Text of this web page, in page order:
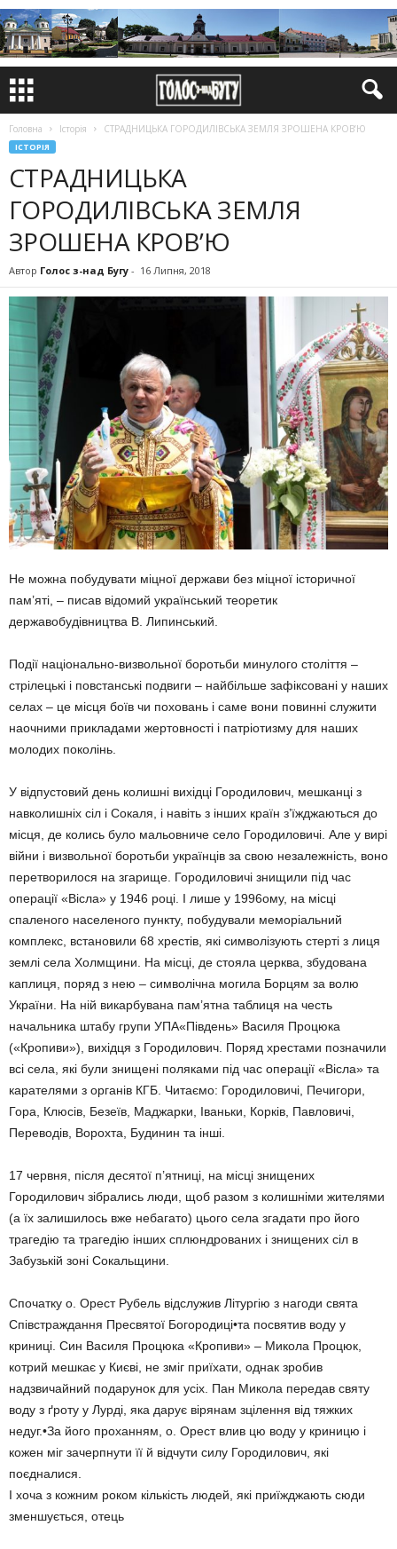
Головна Історія СТРАДНИЦЬКА ГОРОДИЛІВСЬКА ЗЕМЛЯ ЗРОШЕНА КРОВ’Ю
ІСТОРІЯ
СТРАДНИЦЬКА
ГОРОДИЛІВСЬКА ЗЕМЛЯ
ЗРОШЕНА КРОВ’Ю
Автор Голос з-над Бугу - 16 Липня, 2018
Не можна побудувати міцної держави без міцної історичної
пам’яті, – писав відомий український теоретик
державобудівництва В. Липинський.
Події національно-визвольної боротьби минулого століття –
стрілецькі і повстанські подвиги – найбільше зафіксовані у наших
селах – це місця боїв чи поховань і саме вони повинні служити
наочними прикладами жертовності і патріотизму для наших
молодих поколінь.
У відпустовий день колишні вихідці Городилович, мешканці з
навколишніх сіл і Сокаля, і навіть з інших країн з’їжджаються до
місця, де колись було мальовниче село Городиловичі. Але у вирі
війни і визвольної боротьби українців за свою незалежність, воно
перетворилося на згарище. Городиловичі знищили під час
операції «Вісла» у 1946 році. І лише у 1996ому, на місці
спаленого населеного пункту, побудували меморіальний
комплекс, встановили 68 хрестів, які символізують стерті з лиця
землі села Холмщини. На місці, де стояла церква, збудoвана
каплиця, поряд з нею – символічна могила Борцям за волю
України. На ній викарбувана пам’ятна таблиця на честь
начальника штабу групи УПА«Південь» Василя Процюка
(«Кропиви»), вихідця з Городилович. Поряд хрестами позначили
всі села, які були знищені поляками під час операції «Вісла» та
карателями з органів КГБ. Читаємо: Городиловичі, Печигори,
Гора, Клюсів, Безеїв, Маджарки, Іваньки, Корків, Павловичі,
Переводів, Ворохта, Будинин та інші.
17 червня, після десятої п’ятниці, на місці знищених
Городилович зібрались люди, щоб разом з колишніми жителями
(а їх залишилось вже небагато) цього села згадати про його
трагедію та трагедію інших сплюндрованих і знищених сіл в
Забузькій зоні Сокальщини.
Спочатку о. Орест Рубель відслужив Літургію з нагоди свята
Співстраждання Пресвятої Богородиці•та посвятив воду у
криниці. Син Василя Процюка «Кропиви» – Микола Процюк,
котрий мешкає у Києві, не зміг приїхати, однак зробив
надзвичайний подарунок для усіх. Пан Микола передав святу
воду з ґроту у Лурді, яка дарує вірянам зцілення від тяжких
недуг.•За його проханням, о. Орест влив цю воду у криницю і
кожен міг зачерпнути її й відчути силу Городилович, які
поєдналися.
І хоча з кожним роком кількість людей, які приїжджають сюди
зменшується, отець